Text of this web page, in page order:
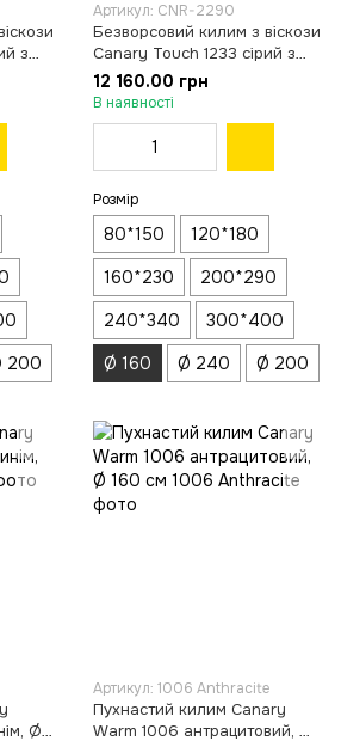
з
200
Артикул: CNR-2290
Безворсовий килим з віскози
Canary Touch 1233 сірий з
бежевим, Ø 160 см
12 160.00 грн
В наявності
Розмір
80*150
120*180
160*230
200*290
240*340
300*400
Ø 160
Ø 240 Ø 200
Ø
Артикул: 1006 Anthracite
Пухнастий килим Canary
Warm 1006 антрацитовий, Ø